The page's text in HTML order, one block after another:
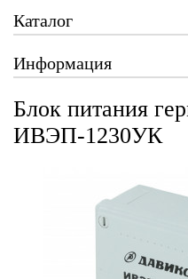
Каталог
Информация
Блок питания
ИВЭП-1230УК